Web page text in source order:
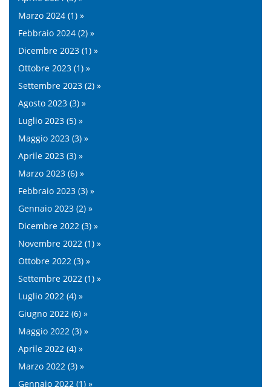
Marzo 2024 (1) »
Febbraio 2024 (2) »
Dicembre 2023 (1) »
Ottobre 2023 (1) »
Settembre 2023 (2) »
Agosto 2023 (3) »
Luglio 2023 (5) »
Maggio 2023 (3) »
Aprile 2023 (3) »
Marzo 2023 (6) »
Febbraio 2023 (3) »
Gennaio 2023 (2) »
Dicembre 2022 (3) »
Novembre 2022 (1) »
Ottobre 2022 (3) »
Settembre 2022 (1) »
Luglio 2022 (4) »
Giugno 2022 (6) »
Maggio 2022 (3) »
Aprile 2022 (4) »
Marzo 2022 (3) »
Gennaio 2022 (1) »